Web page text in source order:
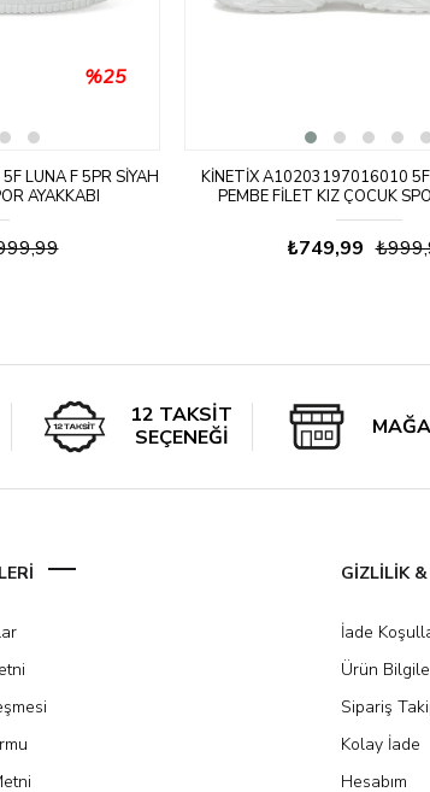
LUNA F 5PR SIYAH
AYAKKABI
%25
KINETIX A10203197016010 5F
PEMBE FILET KIZ ÇOCUK
₺749,99
12 TAKSİT
SEÇENEĞİ
GİZLİLİK
İade
Ürün
Sipariş
Kolay İade
Hesabım